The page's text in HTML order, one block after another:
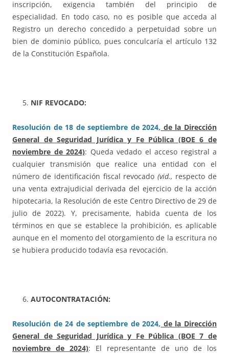
inscripción, exigencia también del principio de
especialidad. En todo caso, no es posible que acceda al
Registro un derecho concedido a perpetuidad sobre un
bien de dominio público, pues conculcaría el artículo 132
de la Constitución Española.
NIF REVOCADO:
Resolución de 18 de septiembre de 2024, de la Dirección
General de Seguridad Jurídica y Fe Pública (BOE 6 de
noviembre de 2024): Queda vedado el acceso registral a
cualquier transmisión que realice una entidad con el
número de identificación fiscal revocado(vid., respecto de
una venta extrajudicial derivada del ejercicio de la acción
hipotecaria, la Resolución de este Centro Directivo de 29 de
julio de 2022). Y, precisamente, habida cuenta de los
términos en que se establece la prohibición, es aplicable
aunque en el momento del otorgamiento de la escritura no
se hubiera producido todavía esa revocación.
AUTOCONTRATACIÓN:
Resolución de 24 de septiembre de 2024, de la Dirección
General de Seguridad Jurídica y Fe Pública (BOE 7 de
noviembre de 2024): El representante de uno de los